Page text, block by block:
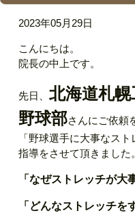
2023年05月29日
こんにちは。
院長の中上です。
先日、 北海道札
野球部さんにご依頼
「野球選手に大事なス
指導をさせて頂きました。
「なぜストレッチが大
「どんなストレッチを